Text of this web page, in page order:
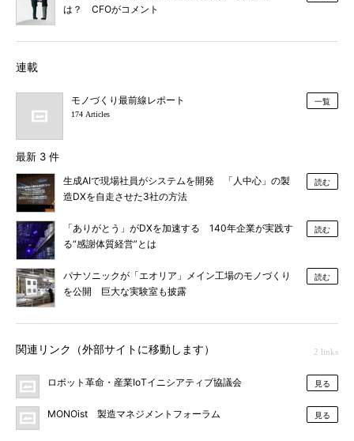
は？ CFOがコメント
連載
モノづくり最前線レポート
174 Articles
一覧
最新 3 件
生成AIで現場社員がシステムを開発 「人中心」の製
造DXを自走させた3社の方法
読む
「ありがとう」がDXを加速する 140年企業が実践す
る“感謝体質経営”とは
読む
パナソニックが「エオリア」メイン工場のモノづくり
を公開 巨大な実験室も披露
読む
関連リンク（外部サイトに移動します） 2 links
ロボット革命・産業IoTイニシアティブ協議会 見る
MONOist 製造マネジメントフォーラム 見る